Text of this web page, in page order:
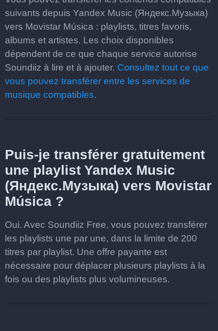
suivants depuis Yandex Music (Яндекс.Музыка)
vers Movistar Música : playlists, titres favoris,
albums et artistes. Les choix disponibles
dépendent de ce que chaque service autorise
Soundiiz à lire et à ajouter. Consultez tout ce que
vous pouvez transférer entre les services de
musique compatibles.
Puis-je transférer gratuitement
une playlist Yandex Music
(Яндекс.Музыка) vers Movistar
Música ?
Oui. Avec Soundiiz Free, vous pouvez transférer
les playlists une par une, dans la limite de 200
titres par playlist. Une offre payante est
nécessaire pour déplacer plusieurs playlists à la
fois ou des playlists plus volumineuses.